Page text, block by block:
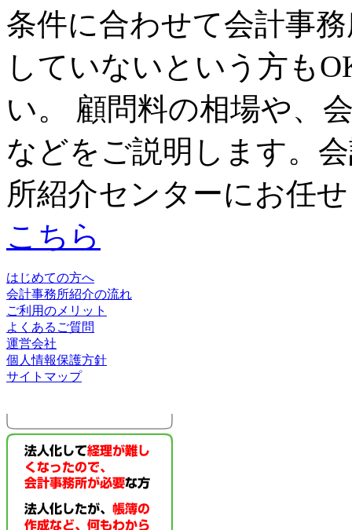
条件に合わせて会計事
していないという方も
い。 顧問料の相場や、
などをご説明します。
所紹介センターにお任
こちら
はじめての方へ
会計事務所紹介の流れ
ご利用のメリット
よくあるご質問
運営会社
個人情報保護方針
サイトマップ